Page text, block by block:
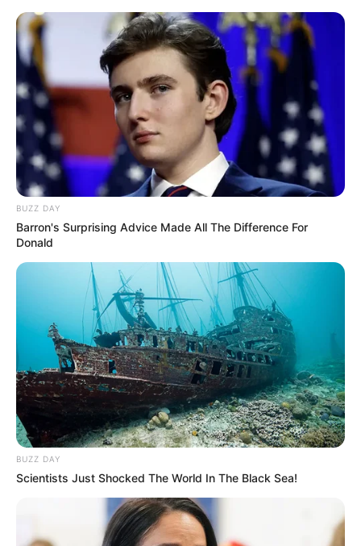
BUZZ DAY
Barron's Surprising Advice Made All The Difference For
Donald
BUZZ DAY
Scientists Just Shocked The World In The Black Sea!